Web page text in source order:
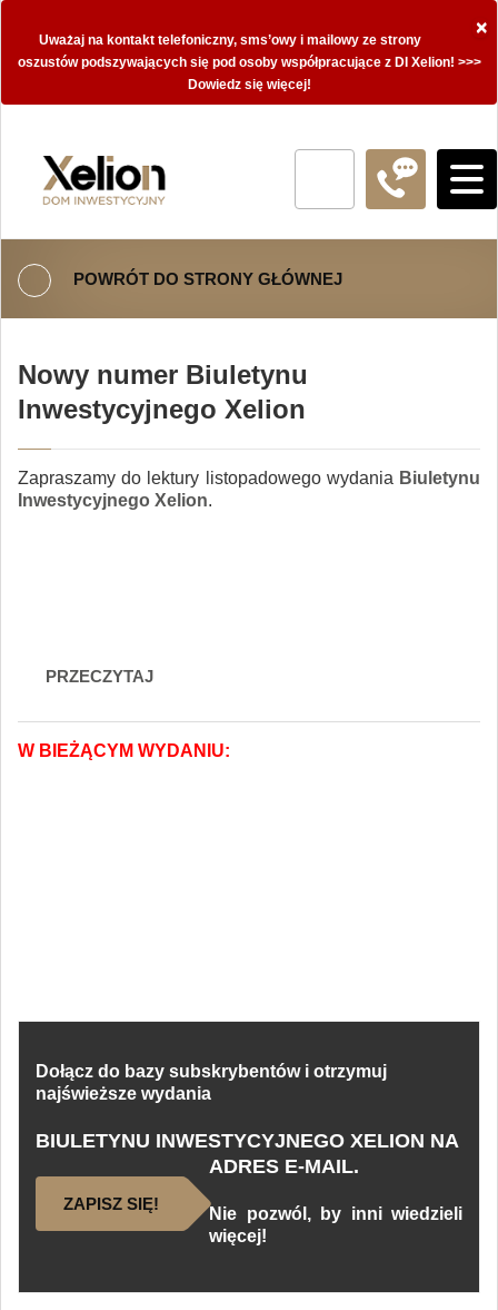
×
Uważaj na kontakt telefoniczny, sms’owy i mailowy ze strony
oszustów podszywających się pod osoby współpracujące z DI Xelion! >>>
Dowiedz się więcej!
POWRÓT DO STRONY GŁÓWNEJ
Nowy numer Biuletynu
Inwestycyjnego Xelion
Zapraszamy do lektury listopadowego wydania Biuletynu
Inwestycyjnego Xelion.
PRZECZYTAJ
W BIEŻĄCYM WYDANIU:
Dołącz do bazy subskrybentów i otrzymuj
najświeższe wydania
BIULETYNU INWESTYCYJNEGO XELION NA
ADRES E-MAIL.
ZAPISZ SIĘ!
Nie pozwól, by inni wiedzieli
więcej!